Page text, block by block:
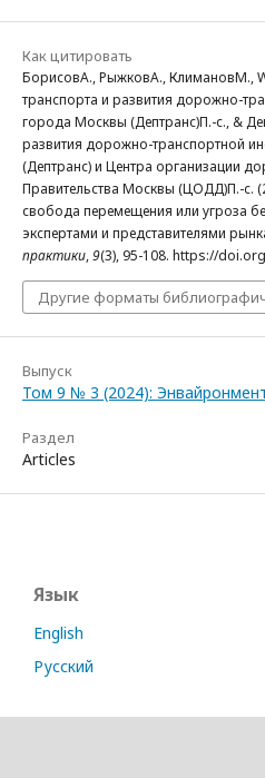
Как цитировать
БорисовА., РыжковА., КлимановМ.,
транспорта и развития дорожно-
города Москвы (Дептранс)П.-с., &
развития дорожно-транспортной
(Дептранс) и Центра организации
Правительства Москвы (ЦОДД)П.-с.
свобода перемещения или угроза
экспертами и представителями
практики,9(3), 95-108. https://
Другие форматы
Выпуск
Том 9 № 3 (2024):
Раздел
Articles
Язык
English
Русский